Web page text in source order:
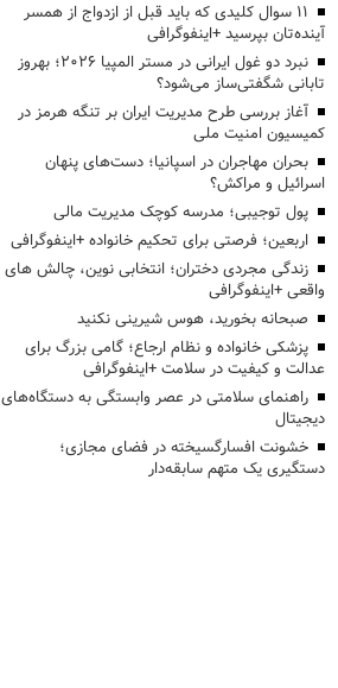
۱۱ سوال کلیدی که باید قبل از ازدواج از همسر
آینده‌تان بپرسید +اینفوگرافی
نبرد دو غول ایرانی در مستر المپیا ۲۰۲۶؛ بهروز
تابانی شگفتی‌ساز می‌شود؟
آغاز بررسی طرح مدیریت ایران بر تنگه هرمز در
کمیسیون امنیت ملی
بحران مهاجران در اسپانیا؛ دست‌های پنهان
اسرائیل و مراکش؟
پول توجیبی؛ مدرسه کوچک مدیریت مالی
اربعین؛ فرصتی برای تحکیم خانواده +اینفوگرافی
زندگی مجردی دختران؛ انتخابی نوین، چالش های
واقعی +اینفوگرافی
صبحانه بخورید، هوس شیرینی نکنید
پزشکی خانواده و نظام ارجاع؛ گامی بزرگ برای
عدالت و کیفیت در سلامت +اینفوگرافی
راهنمای سلامتی در عصر وابستگی به دستگاه‌های
دیجیتال
خشونت افسارگسیخته در فضای مجازی؛
دستگیری یک متهم سابقه‌دار